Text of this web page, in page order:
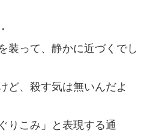
装って、静かに近づくでし
ど、殺す気は無いんだよ
りこみ」と表現する通